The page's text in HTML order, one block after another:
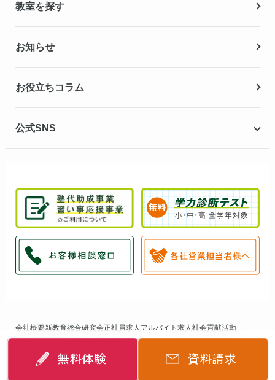
無料体験 資料請求
高校生の個別指導コース
冬期講習
教室を探す
お知らせ
お役立ちコラム
公式SNS
会社概要新教育総合研究会正社員求人 アルバイト求人社会貢献活動